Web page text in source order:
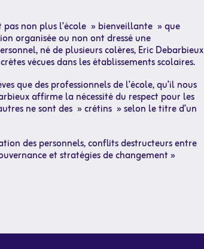
non plus l’école » bienveillante » que
organisée ou non ont dressé une
né de plusieurs colères, Eric Debarbieux
vécues dans les établissements scolaires.
que des professionnels de l’école, qu’il nous
affirme la nécessité du respect pour les
ne sont des » crétins » selon le titre d’un
des personnels, conflits destructeurs entre
et stratégies de changement »